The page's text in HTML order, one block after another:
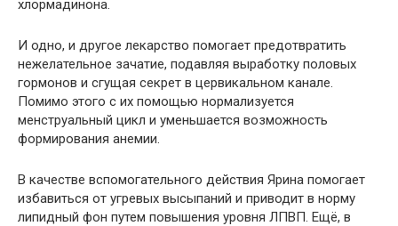
хлормадинона.
И одно, и другое лекарство помогает предотвратить
нежелательное зачатие, подавляя выработку половых
гормонов и сгущая секрет в цервикальном канале.
Помимо этого с их помощью нормализуется
менструальный цикл и уменьшается возможность
формирования анемии.
В качестве вспомогательного действия Ярина помогает
избавиться от угревых высыпаний и приводит в норму
липидный фон путем повышения уровня ЛПВП. Ещё, в